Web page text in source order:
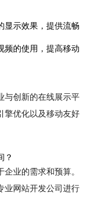
显示效果，提供流畅
频的使用，提高移动
与创新的在线展示平
擎优化以及移动友好
？
业的需求和预算。
业网站开发公司进行